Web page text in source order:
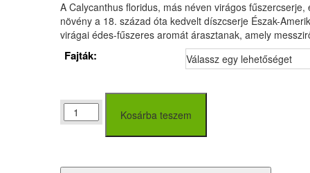
A Calycanthus floridus, más néven virágos
növény a 18. század óta kedvelt díszcserje Észak-
virágai édes-fűszeres aromát árasztanak, amely
Fajták:
Virágos
fűszercserje
(Calycanthus
40-
Kosárba teszem